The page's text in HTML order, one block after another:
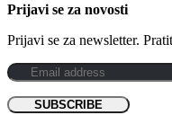
Prijavi se za novosti
Prijavi se za newsletter.